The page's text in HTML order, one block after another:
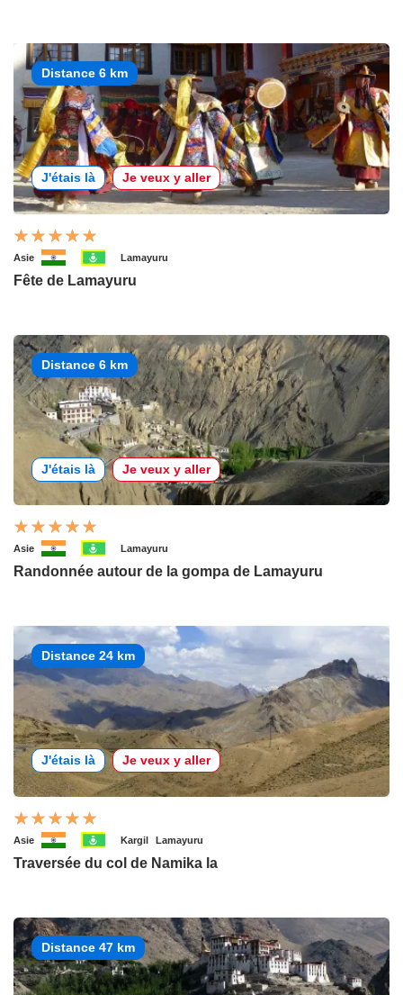
Distance 6 km
J'étais là Je veux y aller
Asie Lamayuru
Fête de Lamayuru
Distance 6 km
J'étais là Je veux y aller
Asie Lamayuru
Randonnée autour de la gompa de Lamayuru
Distance 24 km
J'étais là Je veux y aller
Asie Kargil Lamayuru
Traversée du col de Namika la
Distance 47 km